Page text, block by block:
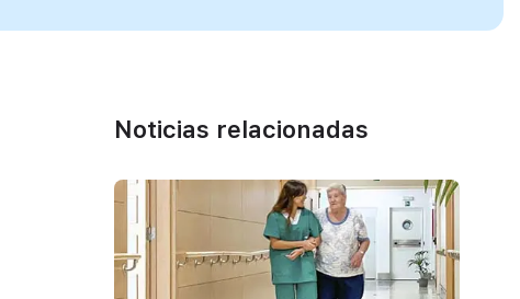
Noticias relacionadas